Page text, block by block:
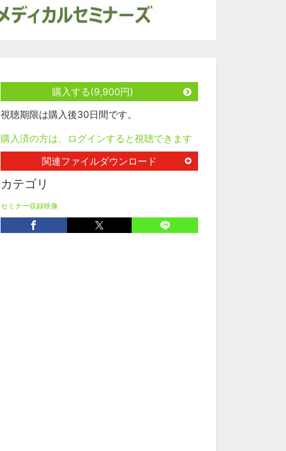
購入する(9,900円)
視聴期限は購入後30日間です。
購入済の方は、ログインすると視聴できます
関連ファイルダウンロード
カテゴリ
セミナー収録映像